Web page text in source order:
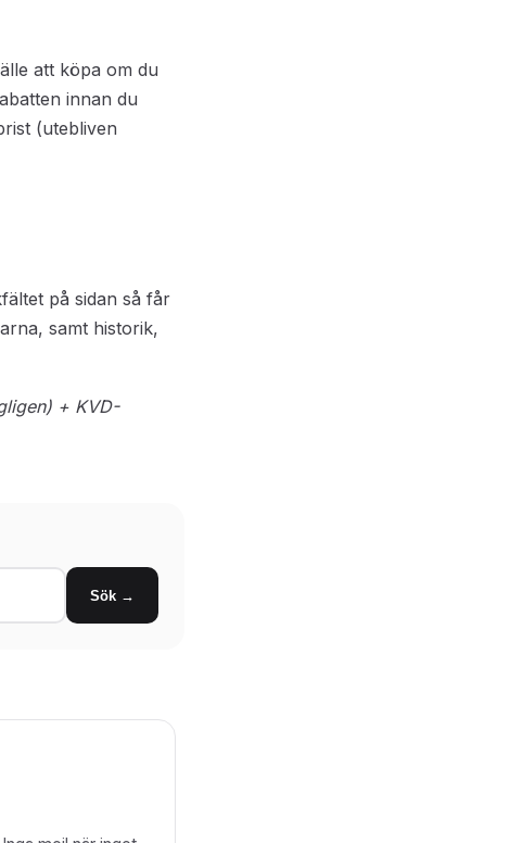
att köpa om du
innan du
(utebliven
på sidan så får
samt historik,
+ KVD-
Sök →